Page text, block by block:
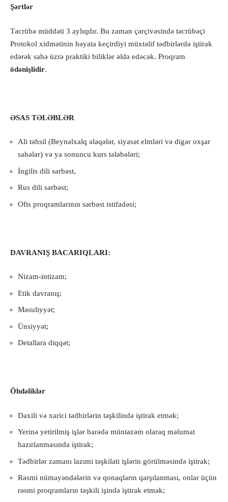
Şərtlər
Təcrübə müddəti 3 aylıqdır. Bu zaman çərçivəsində təcrübəçi
Protokol xidmətinin həyata keçirdiyi müxtəlif tədbirlərdə iştirak
edərək sahə üzrə praktiki biliklər əldə edəcək. Proqram
ödənişlidir.
ƏSAS TƏLƏBLƏR
Ali təhsil (Beynəlxalq əlaqələr, siyasət elmləri və digər oxşar
sahələr) və ya sonuncu kurs tələbələri;
İngilis dili sərbəst,
Rus dili sərbəst;
Ofis proqramlarının sərbəst istifadəsi;
DAVRANIŞ BACARIQLARI:
Nizam-intizam;
Etik davranış;
Məsuliyyət;
Ünsiyyət;
Detallara diqqət;
Öhdəliklər
Daxili və xarici tədbirlərin təşkilində iştirak etmək;
Yerinə yetirilmiş işlər barədə müntəzəm olaraq məlumat
hazırlanmasında iştirak;
Tədbirlər zamanı lazımi təşkilati işlərin görülməsində iştirak;
Rəsmi nümayəndələrin və qonaqların qarşılanması, onlar üçün
rəsmi proqramların təşkili işində iştirak etmək;